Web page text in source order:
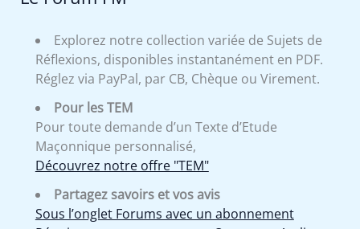
Explorez notre collection variée de Sujets de
Réflexions, disponibles instantanément en PDF.
Réglez via PayPal, par CB, Chèque ou Virement.
Pour les TEM
Pour toute demande d’un Texte d’Etude
Maçonnique personnalisé,
Découvrez notre offre "TEM"
Partagez savoirs et vos avis
Sous l’onglet Forums avec un abonnement